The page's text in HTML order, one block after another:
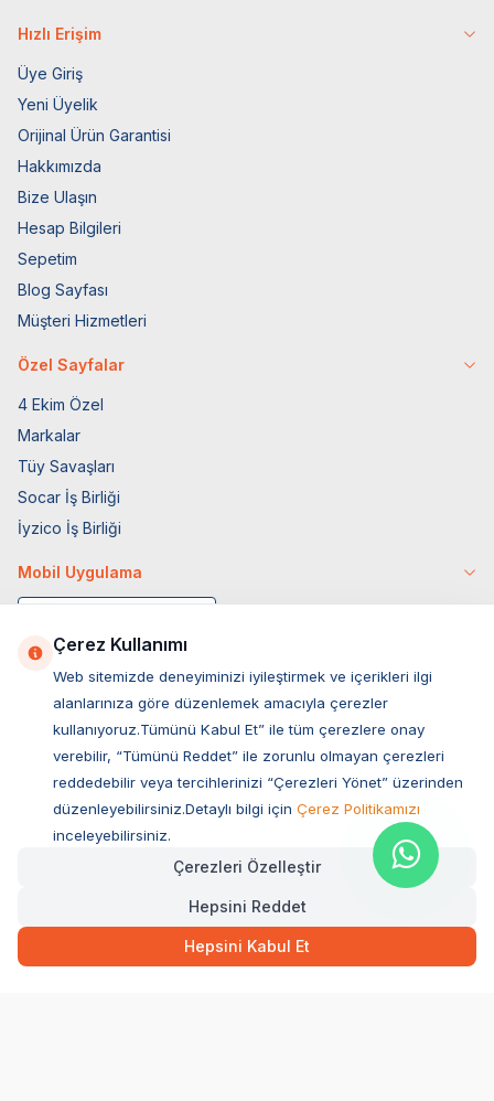
64,00TL Hızlı Teslimat
SEPETE EKLE
Hızlı Erişim
Üye Giriş
Yeni Üyelik
Orijinal Ürün Garantisi
Hakkımızda
Bize Ulaşın
Hesap Bilgileri
Sepetim
Blog Sayfası
Müşteri Hizmetleri
Özel Sayfalar
4 Ekim Özel
Markalar
Tüy Savaşları
Socar İş Birliği
İyzico İş Birliği
Mobil Uygulama
Müşteri Hizmetleri
Sıkça Sorulan Sorular
Ovacık Mah. Hacıoğlu Sok. No:13 Başiskele / KOCAELİ
Müşteri Destek Hattı
Çerez Kullanımı
Web sitemizde deneyiminizi iyileştirmek ve içerikleri ilgi
alanlarınıza göre düzenlemek amacıyla çerezler
kullanıyoruz.Tümünü Kabul Et” ile tüm çerezlere onay
verebilir, “Tümünü Reddet” ile zorunlu olmayan çerezleri
reddedebilir veya tercihlerinizi “Çerezleri Yönet” üzerinden
düzenleyebilirsiniz.Detaylı bilgi için Çerez Politikamızı
inceleyebilirsiniz.
Çerezleri Özelleştir
Hepsini Reddet
Hepsini Kabul Et